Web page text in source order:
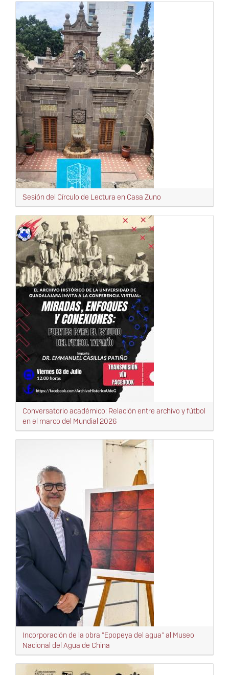
Sesión del Círculo de Lectura en Casa Zuno
Conversatorio académico: Relación entre archivo y fútbol
en el marco del Mundial 2026
Incorporación de la obra "Epopeya del agua" al Museo
Nacional del Agua de China